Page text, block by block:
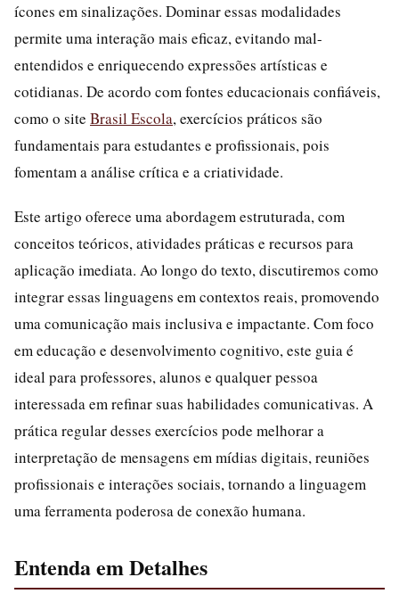
ícones em sinalizações. Dominar essas modalidades
permite uma interação mais eficaz, evitando mal-
entendidos e enriquecendo expressões artísticas e
cotidianas. De acordo com fontes educacionais confiáveis,
como o site Brasil Escola, exercícios práticos são
fundamentais para estudantes e profissionais, pois
fomentam a análise crítica e a criatividade.
Este artigo oferece uma abordagem estruturada, com
conceitos teóricos, atividades práticas e recursos para
aplicação imediata. Ao longo do texto, discutiremos como
integrar essas linguagens em contextos reais, promovendo
uma comunicação mais inclusiva e impactante. Com foco
em educação e desenvolvimento cognitivo, este guia é
ideal para professores, alunos e qualquer pessoa
interessada em refinar suas habilidades comunicativas. A
prática regular desses exercícios pode melhorar a
interpretação de mensagens em mídias digitais, reuniões
profissionais e interações sociais, tornando a linguagem
uma ferramenta poderosa de conexão humana.
Entenda em Detalhes